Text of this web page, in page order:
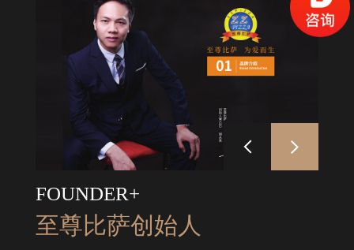
FOUNDER+
至尊比萨创始人